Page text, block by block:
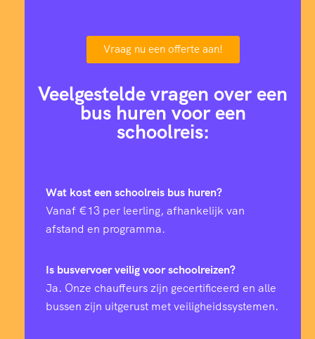
Vraag nu een offerte aan!
Veelgestelde vragen over een
bus huren voor een
schoolreis:
Wat kost een schoolreis bus huren?
Vanaf €13 per leerling, afhankelijk van
afstand en programma.
Is busvervoer veilig voor schoolreizen?
Ja. Onze chauffeurs zijn gecertificeerd en alle
bussen zijn uitgerust met veiligheidssystemen.